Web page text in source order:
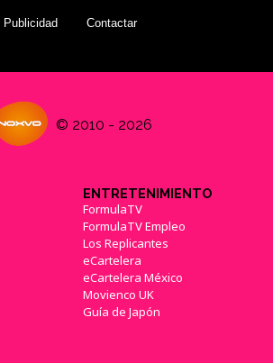
Publicidad Contactar
© 2010 - 2026
ENTRETENIMIENTO
FormulaTV
FormulaTV Empleo
Los Replicantes
eCartelera
eCartelera México
Movienco UK
Guía de Japón